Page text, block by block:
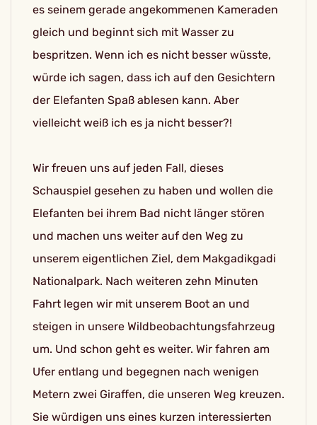
es seinem gerade angekommenen Kameraden
gleich und beginnt sich mit Wasser zu
bespritzen. Wenn ich es nicht besser wüsste,
würde ich sagen, dass ich auf den Gesichtern
der Elefanten Spaß ablesen kann. Aber
vielleicht weiß ich es ja nicht besser?!
Wir freuen uns auf jeden Fall, dieses
Schauspiel gesehen zu haben und wollen die
Elefanten bei ihrem Bad nicht länger stören
und machen uns weiter auf den Weg zu
unserem eigentlichen Ziel, dem Makgadikgadi
Nationalpark. Nach weiteren zehn Minuten
Fahrt legen wir mit unserem Boot an und
steigen in unsere Wildbeobachtungsfahrzeug
um. Und schon geht es weiter. Wir fahren am
Ufer entlang und begegnen nach wenigen
Metern zwei Giraffen, die unseren Weg kreuzen.
Sie würdigen uns eines kurzen interessierten